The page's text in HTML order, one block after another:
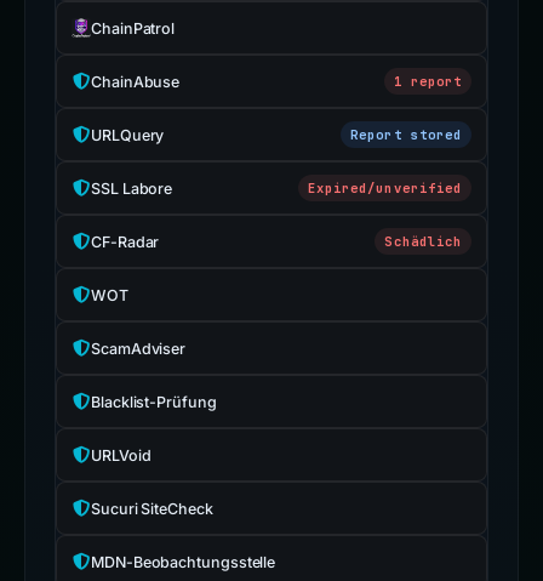
ChainPatrol
ChainAbuse 1 report
URLQuery Report stored
SSL Labore Expired/unverified
CF-Radar Schädlich
WOT
ScamAdviser
Blacklist-Prüfung
URLVoid
Sucuri SiteCheck
MDN-Beobachtungsstelle